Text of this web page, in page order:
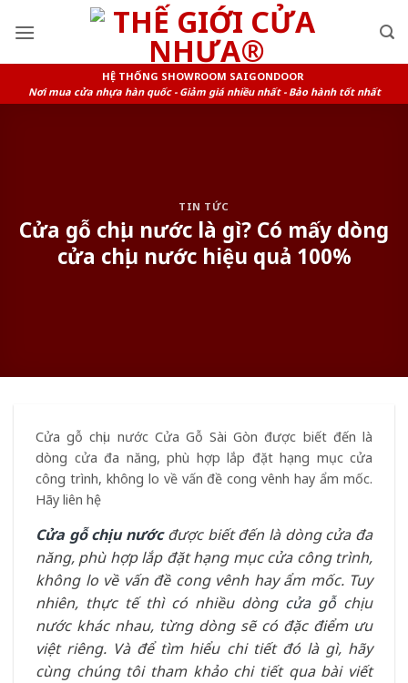
HỆ THỐNG SHOWROOM SAIGONDOOR
Nơi mua cửa nhựa hàn quốc - Giảm giá nhiều nhất - Bảo hành tốt nhất
TIN TỨC
Cửa gỗ chịu nước là gì? Có mấy dòng
cửa chịu nước hiệu quả 100%
Cửa gỗ chịu nước Cửa Gỗ Sài Gòn được biết đến là
dòng cửa đa năng, phù hợp lắp đặt hạng mục cửa
công trình, không lo về vấn đề cong vênh hay ẩm mốc.
Hãy liên hệ
Cửa gỗ chịu nướcđược biết đến là dòng cửa đa
năng, phù hợp lắp đặt hạng mục cửa công trình,
không lo về vấn đề cong vênh hay ẩm mốc. Tuy
nhiên, thực tế thì có nhiều dòng cửa gỗchịu
nước khác nhau, từng dòng sẽ có đặc điểm ưu
việt riêng. Và để tìm hiểu chi tiết đó là gì, hãy
cùng chúng tôi tham khảo chi tiết qua bài viết